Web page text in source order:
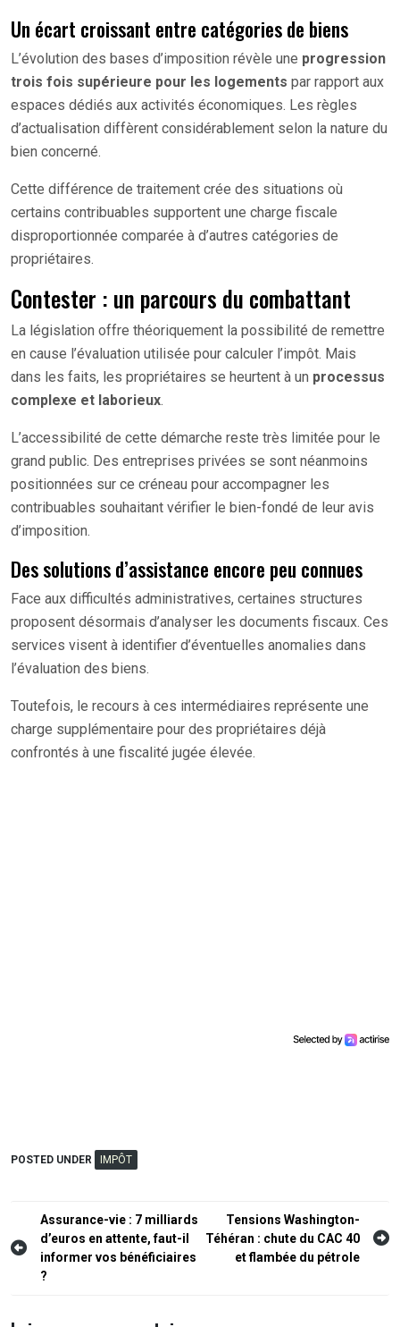
Un écart croissant entre catégories de biens
L’évolution des bases d’imposition révèle une progression
trois fois supérieure pour les logements par rapport aux
espaces dédiés aux activités économiques. Les règles
d’actualisation diffèrent considérablement selon la nature du
bien concerné.
Cette différence de traitement crée des situations où
certains contribuables supportent une charge fiscale
disproportionnée comparée à d’autres catégories de
propriétaires.
Contester : un parcours du combattant
La législation offre théoriquement la possibilité de remettre
en cause l’évaluation utilisée pour calculer l’impôt. Mais
dans les faits, les propriétaires se heurtent à un processus
complexe et laborieux.
L’accessibilité de cette démarche reste très limitée pour le
grand public. Des entreprises privées se sont néanmoins
positionnées sur ce créneau pour accompagner les
contribuables souhaitant vérifier le bien-fondé de leur avis
d’imposition.
Des solutions d’assistance encore peu connues
Face aux difficultés administratives, certaines structures
proposent désormais d’analyser les documents fiscaux. Ces
services visent à identifier d’éventuelles anomalies dans
l’évaluation des biens.
Toutefois, le recours à ces intermédiaires représente une
charge supplémentaire pour des propriétaires déjà
confrontés à une fiscalité jugée élevée.
POSTED UNDER IMPÔT
Navigation
de
l’article
Assurance-vie : 7 milliards
d’euros en attente, faut-il
informer vos bénéficiaires
?
Tensions Washington-
Téhéran : chute du CAC 40
et flambée du pétrole